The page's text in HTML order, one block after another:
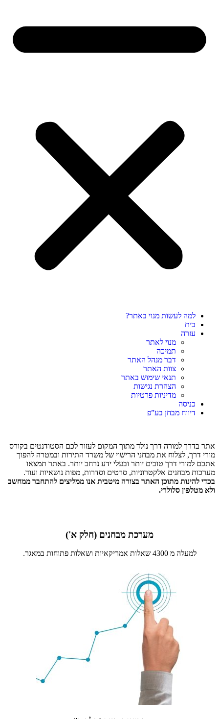
למה לעשות מנוי באתר?
בית
עזרה
מנוי לאתר
תמיכה
דבר מנהל האתר
צוות האתר
תנאי שימוש באתר
הצהרת נגישות
מדיניות פרטיות
כניסה
דיווח מבחן בע”פ
אתר בדרך למורה דרך נולד מתוך המקום לעזור לכם הסטודנטים בקורס
מורי דרך, לצלוח את מבחני הרישוי של משרד התירות ובמטרה להפוך
אתכם למורי דרך טובים יותר ובעלי ידע נרחב יותר. באתר תמצאו
מערכות מבחנים אלקטרוניות, סרטים וסדרות, מפות נושאיות ועוד.
בכדי להינות מתוכן האתר בצורה מיטבית אנו ממליצים להתחבר ממחשב
ולא מטלפון סלולרי.
מערכת מבחנים (חלק א')
למעלה מ 4300 שאלות אמריקאיות ושאלות פתוחות במאגר.